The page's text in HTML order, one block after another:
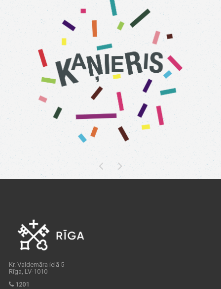
Kr. Valdemāra ielā 5
Rīga, LV-1010
1201